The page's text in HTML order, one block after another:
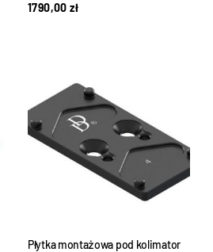
1790,00zł
Płytka montażowa pod kolimator